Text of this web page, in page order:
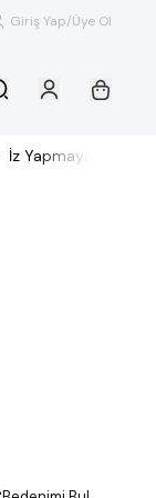
Giriş Yap/Üye Ol
İz Yapmayan Pop-